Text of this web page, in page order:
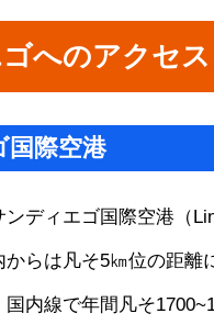
へのアクセス
国際空港
ディエゴ国際空港（
らは凡そ5㎞位の距離
内線で年間凡そ